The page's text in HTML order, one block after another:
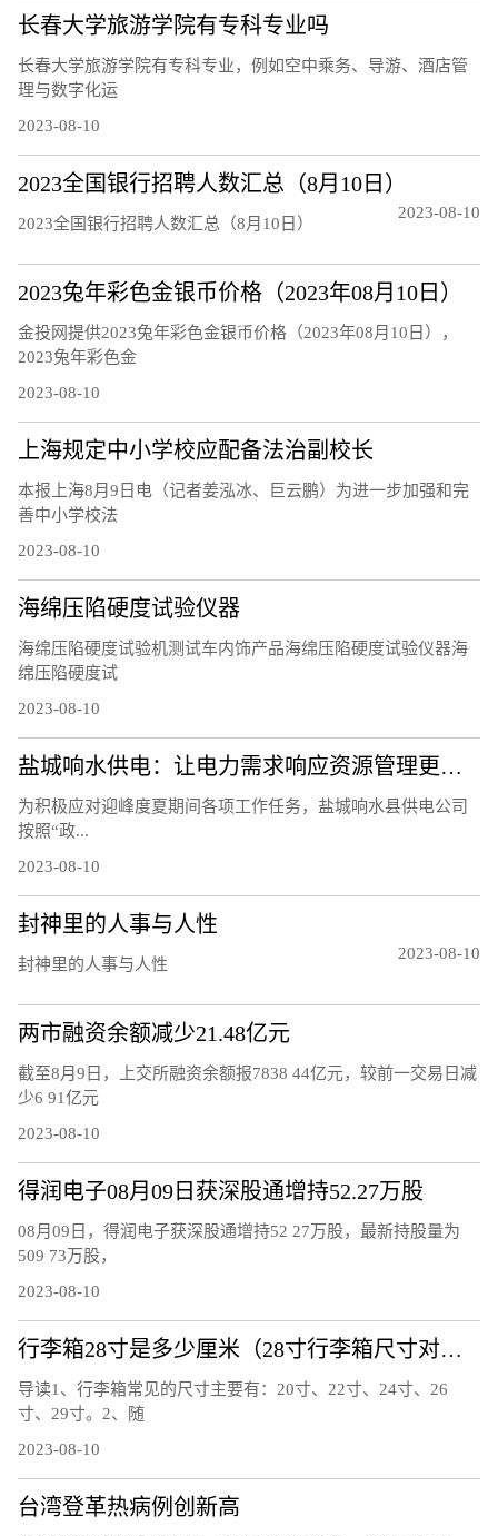
长春大学旅游学院有专科专业吗
长春大学旅游学院有专科专业，例如空中乘务、导游、酒店管
理与数字化运
2023-08-10
2023全国银行招聘人数汇总（8月10日）
2023全国银行招聘人数汇总（8月10日）
2023-08-10
2023兔年彩色金银币价格（2023年08月10日）
金投网提供2023兔年彩色金银币价格（2023年08月10日），
2023兔年彩色金
2023-08-10
上海规定中小学校应配备法治副校长
本报上海8月9日电（记者姜泓冰、巨云鹏）为进一步加强和完
善中小学校法
2023-08-10
海绵压陷硬度试验仪器
海绵压陷硬度试验机测试车内饰产品海绵压陷硬度试验仪器海
绵压陷硬度试
2023-08-10
盐城响水供电：让电力需求响应资源管理更精细
为积极应对迎峰度夏期间各项工作任务，盐城响水县供电公司
按照“政...
2023-08-10
封神里的人事与人性
封神里的人事与人性
2023-08-10
两市融资余额减少21.48亿元
截至8月9日，上交所融资余额报7838 44亿元，较前一交易日减
少6 91亿元
2023-08-10
得润电子08月09日获深股通增持52.27万股
08月09日，得润电子获深股通增持52 27万股，最新持股量为
509 73万股，
2023-08-10
行李箱28寸是多少厘米（28寸行李箱尺寸对照表）
导读1、行李箱常见的尺寸主要有：20寸、22寸、24寸、26
寸、29寸。2、随
2023-08-10
台湾登革热病例创新高